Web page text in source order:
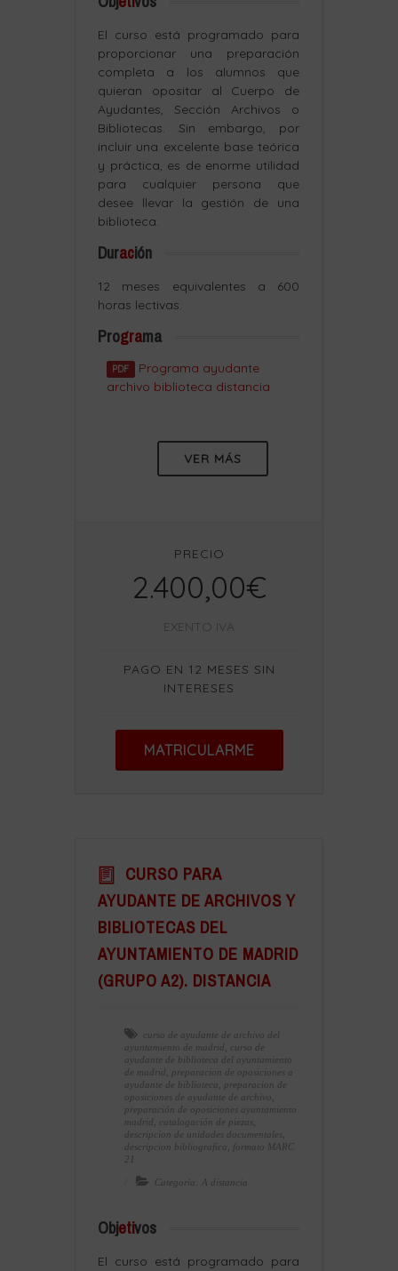
El curso está programado para
proporcionar una preparación
completa a los alumnos que
quieran opositar al Cuerpo de
Ayudantes, Sección Archivos o
Bibliotecas. Sin embargo, por
incluir una excelente base teórica
y práctica, es de enorme utilidad
para cualquier persona que
desee llevar la gestión de una
biblioteca.
Duración
12 meses equivalentes a 600
horas lectivas.
Programa
PDF
Programa ayudante
archivo biblioteca distancia
VER MÁS
PRECIO
2.400,00€
EXENTO IVA
PAGO EN 12 MESES SIN
INTERESES
MATRICULARME
CURSO PARA
AYUDANTE DE ARCHIVOS Y
BIBLIOTECAS DEL
AYUNTAMIENTO DE MADRID
(GRUPO A2). DISTANCIA
curso de ayudante de archivo del
ayuntamiento de madrid
curso de
ayudante de biblioteca del ayuntamiento
de madrid
preparacion de oposiciones a
ayudante de biblioteca
preparacion de
oposiciones de ayudante de archivo
preparación de oposiciones ayuntamiento
madrid
catalogación de piezas
descripcion de unidades documentales
descripcion bibliografica
formato MARC
21
Categoría: A distancia
Objetivos
El curso está programado para